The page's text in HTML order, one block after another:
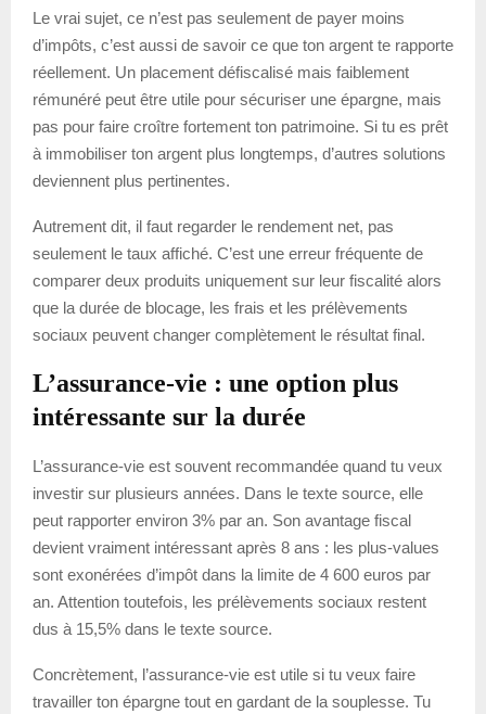
Le vrai sujet, ce n’est pas seulement de payer moins
d’impôts, c’est aussi de savoir ce que ton argent te rapporte
réellement. Un placement défiscalisé mais faiblement
rémunéré peut être utile pour sécuriser une épargne, mais
pas pour faire croître fortement ton patrimoine. Si tu es prêt
à immobiliser ton argent plus longtemps, d’autres solutions
deviennent plus pertinentes.
Autrement dit, il faut regarder le rendement net, pas
seulement le taux affiché. C’est une erreur fréquente de
comparer deux produits uniquement sur leur fiscalité alors
que la durée de blocage, les frais et les prélèvements
sociaux peuvent changer complètement le résultat final.
L’assurance-vie : une option plus
intéressante sur la durée
L’assurance-vie est souvent recommandée quand tu veux
investir sur plusieurs années. Dans le texte source, elle
peut rapporter environ 3% par an. Son avantage fiscal
devient vraiment intéressant après 8 ans : les plus-values
sont exonérées d’impôt dans la limite de 4 600 euros par
an. Attention toutefois, les prélèvements sociaux restent
dus à 15,5% dans le texte source.
Concrètement, l’assurance-vie est utile si tu veux faire
travailler ton épargne tout en gardant de la souplesse. Tu